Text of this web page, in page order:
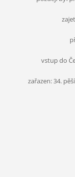
vstup do
zařazen: 34.